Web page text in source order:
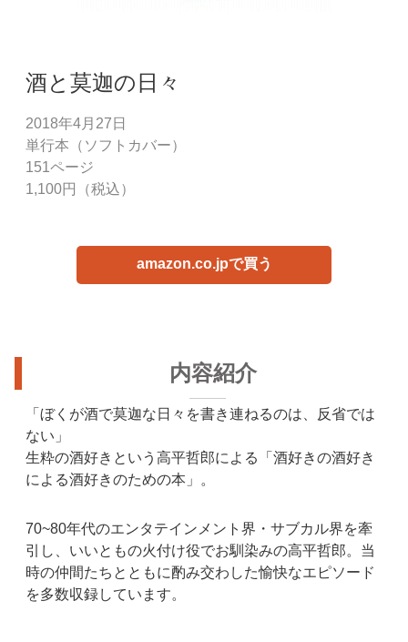
酒と莫迦の日々
2018年4月27日
単行本（ソフトカバー）
151ページ
1,100円（税込）
amazon.co.jpで買う
内容紹介
「ぼくが酒で莫迦な日々を書き連ねるのは、反省では
ない」
生粋の酒好きという高平哲郎による「酒好きの酒好き
による酒好きのための本」。
70~80年代のエンタテインメント界・サブカル界を牽
引し、いいともの火付け役でお馴染みの高平哲郎。当
時の仲間たちとともに酌み交わした愉快なエピソード
を多数収録しています。